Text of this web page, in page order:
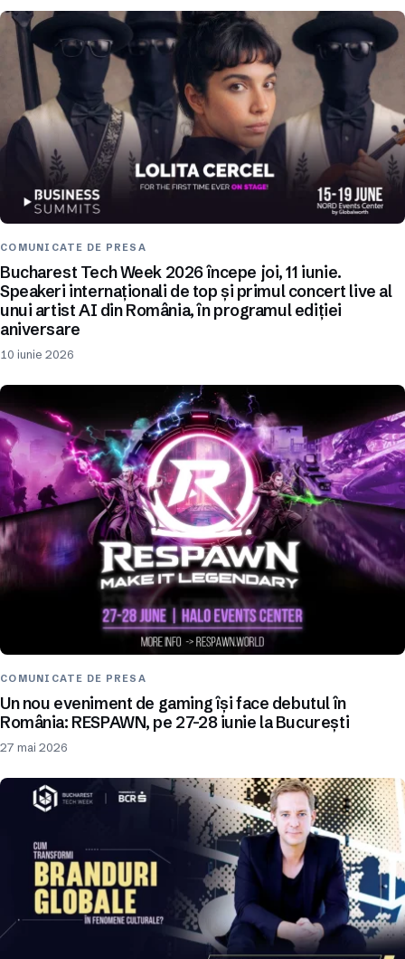
COMUNICATE DE PRESA
Bucharest Tech Week 2026 începe joi, 11 iunie.
Speakeri internaționali de top și primul concert live al
unui artist AI din România, în programul ediției
aniversare
10 iunie 2026
COMUNICATE DE PRESA
Un nou eveniment de gaming își face debutul în
România: RESPAWN, pe 27-28 iunie la București
27 mai 2026